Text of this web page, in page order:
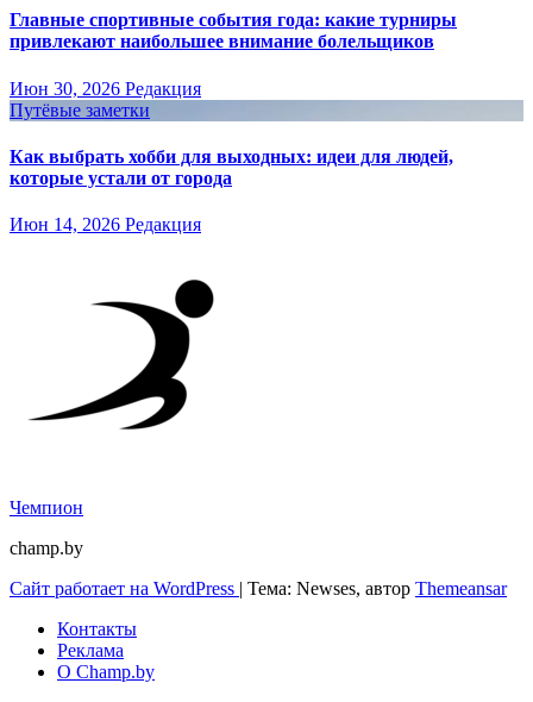
Главные спортивные события года: какие турниры
привлекают наибольшее внимание болельщиков
Июн 30, 2026 Редакция
Путёвые заметки
Как выбрать хобби для выходных: идеи для людей,
которые устали от города
Июн 14, 2026 Редакция
Чемпион
champ.by
Сайт работает на WordPress | Тема: Newses, автор Themeansar
Контакты
Реклама
О Champ.by